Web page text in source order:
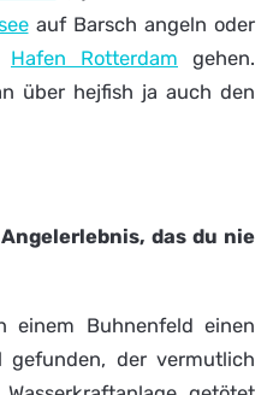
auf Barsch angeln oder
Hafen Rotterdam gehen.
über hejfish ja auch den
das du nie
einem Buhnenfeld einen
gefunden, der vermutlich